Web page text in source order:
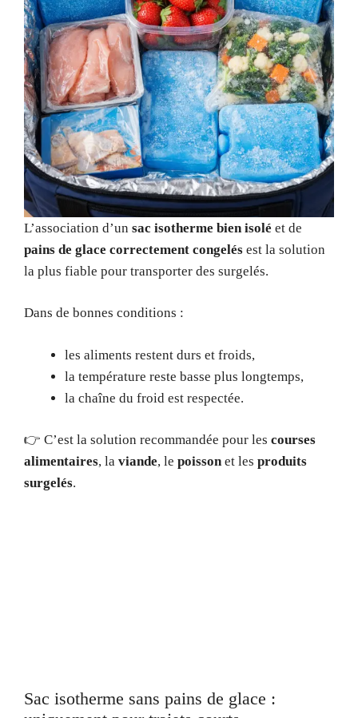
L’association d’un sac isotherme bien isolé et de
pains de glace correctement congelés est la solution
la plus fiable pour transporter des surgelés.
Dans de bonnes conditions :
les aliments restent durs et froids,
la température reste basse plus longtemps,
la chaîne du froid est respectée.
👉 C’est la solution recommandée pour les courses
alimentaires, la viande, le poissonet les produits
surgelés.
Sac isotherme sans pains de glace :